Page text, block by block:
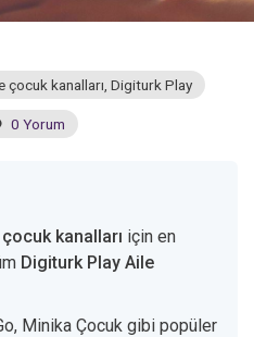
çocuk kanalları Digiturk Play
0 Yorum
kanalları için en
Digiturk Play Aile
Minika Çocuk gibi popüler